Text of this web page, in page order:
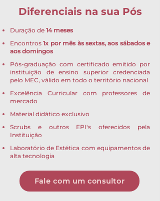
Diferenciais na sua Pós
Duração de 14 meses
Encontros 1x por mês às sextas, aos sábados e
aos domingos
Pós-graduação com certificado emitido por
instituição de ensino superior credenciada
pelo MEC, válido em todo o território nacional
Excelência Curricular com professores de
mercado
Material didático exclusivo
Scrubs e outros EPI's oferecidos pela
Instituição
Laboratório de Estética com equipamentos de
alta tecnologia
Fale com um consultor